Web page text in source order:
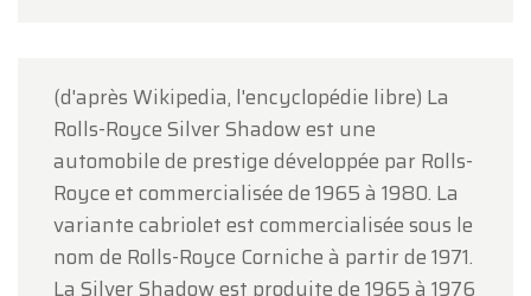
(d'après Wikipedia, l'encyclopédie libre) La
Rolls-Royce Silver Shadow est une
automobile de prestige développée par Rolls-
Royce et commercialisée de 1965 à 1980. La
variante cabriolet est commercialisée sous le
nom de Rolls-Royce Corniche à partir de 1971.
La Silver Shadow est produite de 1965 à 1976